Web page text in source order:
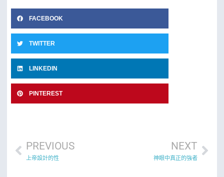
FACEBOOK
TWITTER
LINKEDIN
PINTEREST
PREVIOUS
上帝設計的性
NEXT
神眼中真正的強者